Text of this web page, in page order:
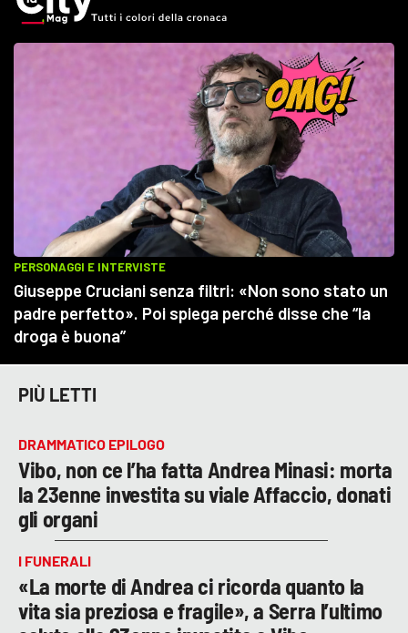
PIÙ LETTI
DRAMMATICO EPILOGO
Vibo, non ce l’ha fatta Andrea Minasi: morta
la 23enne investita su viale Affaccio, donati
gli organi
I FUNERALI
«La morte di Andrea ci ricorda quanto la
vita sia preziosa e fragile», a Serra l’ultimo